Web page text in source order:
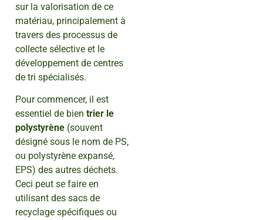
sur la valorisation de ce
matériau, principalement à
travers des processus de
collecte sélective et le
développement de centres
de tri spécialisés.
Pour commencer, il est
essentiel de bien trier le
polystyrène (souvent
désigné sous le nom de PS,
ou polystyrène expansé,
EPS) des autres déchets.
Ceci peut se faire en
utilisant des sacs de
recyclage spécifiques ou